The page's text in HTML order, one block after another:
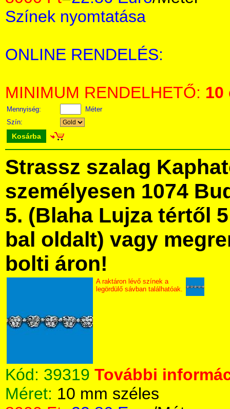
Színek nyomtatása
ONLINE RENDELÉS:
MINIMUM RENDELHETŐ: 10
Mennyiség:
Méter
Szín:
Kosárba
Strassz szalag
személyesen 1074
5. (Blaha Lujza tértől
bal oldalt) vagy
bolti áron!
A raktáron lévő színek a
legördülő sávban találhatóak.
Kód: 39319 További
Méret: 10 mm széles